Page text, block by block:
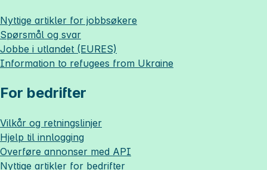
Nyttige artikler for jobbsøkere
Spørsmål og svar
Jobbe i utlandet (EURES)
Information to refugees from Ukraine
For bedrifter
Vilkår og retningslinjer
Hjelp til innlogging
Overføre annonser med API
Nyttige artikler for bedrifter